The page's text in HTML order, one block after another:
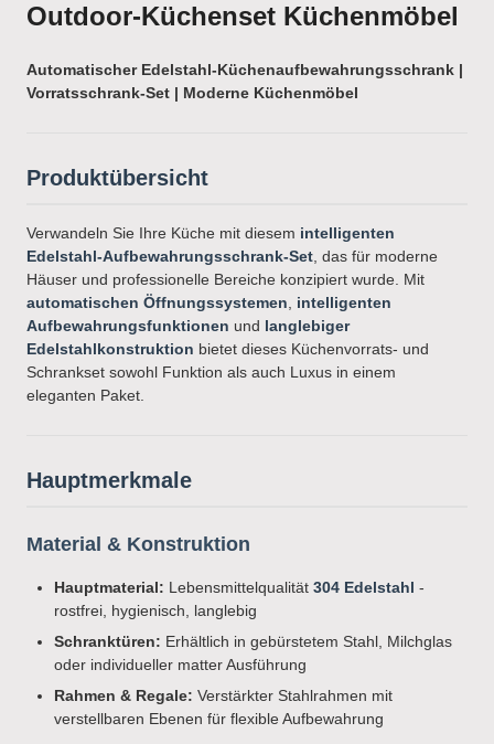
Outdoor-Küchenset Küchenmöbel
Automatischer Edelstahl-Küchenaufbewahrungsschrank |
Vorratsschrank-Set | Moderne Küchenmöbel
Produktübersicht
Verwandeln Sie Ihre Küche mit diesem intelligenten
Edelstahl-Aufbewahrungsschrank-Set , das für moderne
Häuser und professionelle Bereiche konzipiert wurde. Mit
automatischen Öffnungssystemen
intelligenten
Aufbewahrungsfunktionen und langlebiger
Edelstahlkonstruktion bietet dieses Küchenvorrats- und
Schrankset sowohl Funktion als auch Luxus in einem
eleganten Paket.
Hauptmerkmale
Material & Konstruktion
Hauptmaterial: Lebensmittelqualität 304 Edelstahl -
rostfrei, hygienisch, langlebig
Schranktüren: Erhältlich in gebürstetem Stahl, Milchglas
oder individueller matter Ausführung
Rahmen & Regale: Verstärkter Stahlrahmen mit
verstellbaren Ebenen für flexible Aufbewahrung